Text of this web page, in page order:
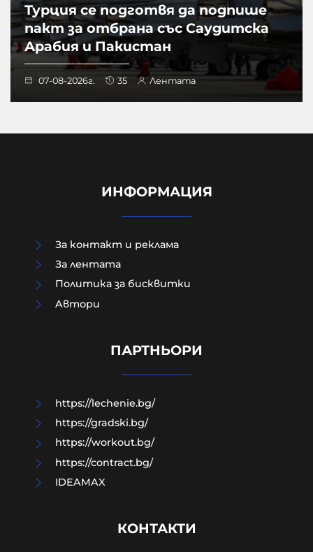
Турция се подготвя да подпише
пакт за отбрана със Саудитска
Арабия и Пакистан
07-08-2026г. 35 Лентата
Едва 18% от украинците имат
рейтинг е Залужни
ИНФОРМАЦИЯ
За контакт и реклама
За лентата
Политика за бисквитки
Aвтори
ПАРТНЬОРИ
https://lechenie.bg/
https://gradski.bg/
https://workout.bg/
https://contract.bg/
IDEAMAX
КОНТАКТИ